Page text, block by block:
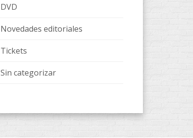
DVD
Novedades editoriales
Tickets
Sin categorizar